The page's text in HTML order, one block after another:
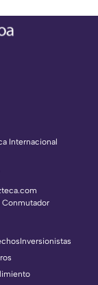
Internacional
Conmutador
Inversionistas